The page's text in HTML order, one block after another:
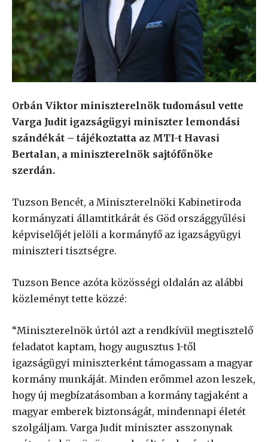
Orbán Viktor miniszterelnök tudomásul vette
Varga Judit igazságügyi miniszter lemondási
szándékát – tájékoztatta az MTI-t Havasi
Bertalan, a miniszterelnök sajtófőnöke
szerdán.
Tuzson Bencét, a Miniszterelnöki Kabinetiroda
kormányzati államtitkárát és Göd országgyűlési
képviselőjét jelöli a kormányfő az igazságyügyi
miniszteri tisztségre.
Tuzson Bence azóta közösségi oldalán az alábbi
közleményt tette közzé:
“Miniszterelnök úrtól azt a rendkívül megtisztelő
feladatot kaptam, hogy augusztus 1-től
igazságügyi miniszterként támogassam a magyar
kormány munkáját. Minden erőmmel azon leszek,
hogy új megbízatásomban a kormány tagjaként a
magyar emberek biztonságát, mindennapi életét
szolgáljam. Varga Judit miniszter asszonynak